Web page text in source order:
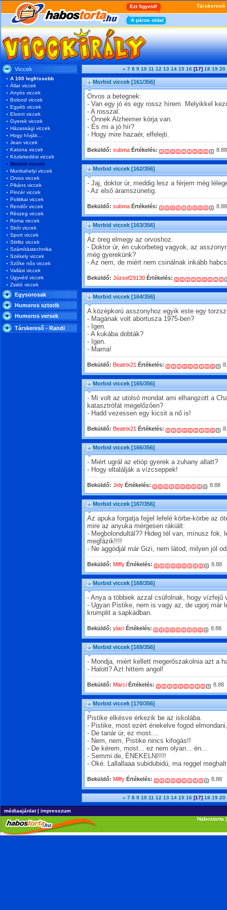
Viccek
A 100 legfrissebb
Állat viccek
Anyós viccek
Bolond viccek
Egyéb viccek
Elvont viccek
Gyerek viccek
Házassági viccek
Hogy hívják...
Jean viccek
Katona viccek
Közlekedési viccek
Morbid viccek
Munkahelyi viccek
Orvos viccek
Pikáns viccek
Pincér viccek
Politikai viccek
Rendőr viccek
Részeg viccek
Roma viccek
Skót viccek
Sport viccek
Stirlitz viccek
Számítástechnika
Székely viccek
Szőke nős viccek
Vallási viccek
Ügyvéd viccek
Zsidó viccek
Egysorosak
Humoros sztorik
Humoros versek
Társkereső - Randi
« 7 8 9 10 11 12 13 14 15 16 [17] 18 19 20
Morbid viccek [161/356]
Orvos a betegnek:
- Van egy jó és egy rossz hírem. Melyikkel
- A rosszal.
- Önnek Alzheimer kórja van.
- És mi a jó hír?
- Hogy mire hazaér, elfelejti.
Beküldő: subma Értékelés: 8.88
Morbid viccek [162/356]
- Jaj, doktor úr, meddig lesz a férjem még
- Az első áramszünetig.
Beküldő: subma Értékelés: 8.88
Morbid viccek [163/356]
Az öreg elmegy az orvoshoz.
- Doktor úr, én cukorbeteg vagyok, az
még gyerekünk?
- Az nem, de miért nem csinálnak inkább
Beküldő: József29130 Értékelés:
Morbid viccek [164/356]
A középkorú asszonyhoz egyik este egy
- Magának volt abortusza 1975-ben?
- Igen.
- A kukába dobták?
- Igen.
- Mama!
Beküldő: Beatrix21 Értékelés:
Morbid viccek [165/356]
- Mi volt az utolsó mondat ami elhangzott a
katasztrófát megelőzően?
- Hadd vezessen egy kicsit a nő is!
Beküldő: Beatrix21 Értékelés:
Morbid viccek [166/356]
- Miért ugrál az etióp gyerek a zuhany allatt?
- Hogy eltalálják a vízcseppek!
Beküldő: Jely Értékelés: 8.88
Morbid viccek [167/356]
Az apuka forgatja fejjel lefelé körbe-körbe az
mire az anyuka mérgesen rákiált:
- Megbolondultál?? Hideg tél van, mínusz fok,
megfázik!!!!
- Ne aggódjál már Gizi, nem látod, milyen jól
Beküldő: Miffy Értékelés: 8.88
Morbid viccek [168/356]
- Anya a többiek azzal csúfolnak, hogy vízfejű
- Ugyan Pistike, nem is vagy az, de ugorj már
krumplit a sapkádban.
Beküldő: ylaci Értékelés: 8.88
Morbid viccek [169/356]
- Mondja, miért kellett megerőszakolnia azt a
- Halott? Azt hittem angol!
Beküldő: Marci Értékelés: 8.88
Morbid viccek [170/356]
Pistike elkésve érkezik be az iskolába.
- Pistike, most ezért énekelve fogod
- De tanár úr, ez most....
- Nem, nem, Pistike nincs kifogás!!
- De kérem, most... ez nem olyan... én...
- Semmi de, ÉNEKELNI!!!!
- Oké. Lallallaaa subidubidú, ma reggel
Beküldő: Miffy Értékelés: 8.88
« 7 8 9 10 11 12 13 14 15 16 [17] 18 19 20
médiaajánlat| impresszum
Habostorta